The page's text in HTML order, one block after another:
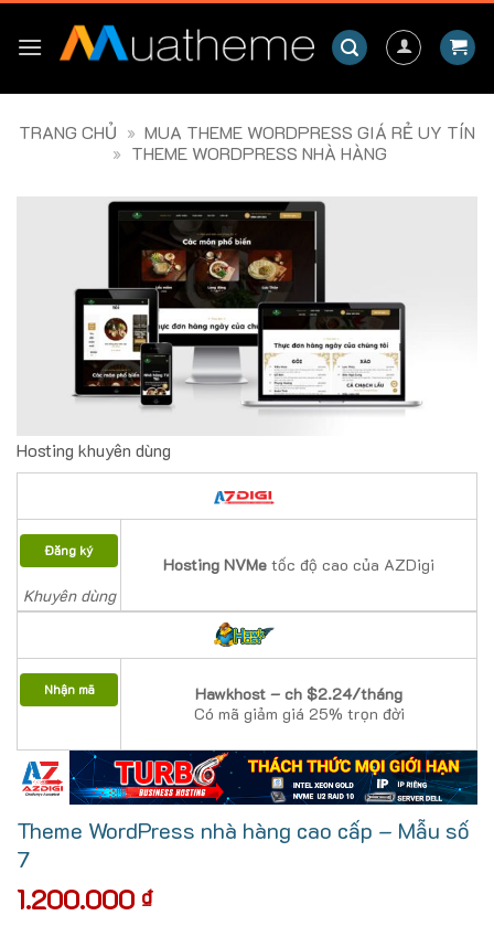
TRANG CHỦ » MUA THEME WORDPRESS GIÁ RẺ UY TÍN
» THEME WORDPRESS NHÀ HÀNG
Hosting khuyên dùng
Đăng ký
Khuyên dùng
Hosting NVMe tốc độ cao của AZDigi
Nhận mã
Hawkhost – ch $2.24/tháng
Có mã giảm giá 25% trọn đời
Theme WordPress nhà hàng cao cấp – Mẫu số
7
1.200.000 ₫